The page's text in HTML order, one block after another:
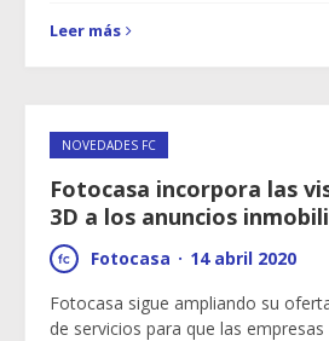
Leer más
NOVEDADES FC
Fotocasa incorpora las
3D a los anuncios
Fotocasa · 14 abril 2020
Fotocasa sigue ampliando su
de servicios para que las empresas